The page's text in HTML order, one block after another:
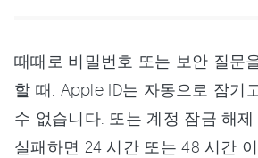
때때로 비밀번호 또는 보안 질문
할 때. Apple ID는 자동으로 잠기
수 없습니다. 또는 계정 잠금 해
실패하면 24 시간 또는 48 시간